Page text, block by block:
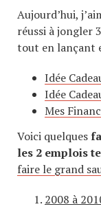
Aujourd’hui,
réussi à jongler
tout en lançant
Idée
Idée
Mes
Voici quelques
les 2 emplois
faire le grand
2008 à